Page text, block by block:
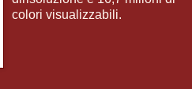
colori visualizzabili.